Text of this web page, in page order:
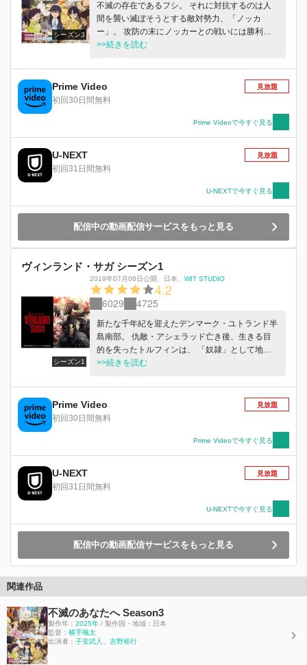
シーズン3
不滅の存在であるフシ。 それに対抗するのは人
間を襲い滅ぼそうとする敵対勢力、「ノッカ
ー」。 攻防の末にノッカーとの戦いには勝利し
たが、フシはまだ人々を守り続ける必要があっ
張り巡らせた。 数百年後、そこは現代世界。 か
つてないほどの平和な世界。 新しい友人・・・
新しい家・・・ 全てが満ち足りた世界でフシは
し不穏な影が、再びフシに迫る。 その影は、人
の心の隙間に分け入る宿敵。 そして、自分を生
み出した観察者の真の目的。 フシに与えられる
新たな試練。彼に大いなる選択の時が迫る。 不
死身のフシの物語、「現世編」が幕を開ける。
>>続きを読む
Prime Video
初回30日間無料
見放題
Prime Videoで今すぐ見る
U-NEXT
初回31日間無料
見放題
U-NEXTで今すぐ見る
配信中の動画配信サービスをもっと見る
ヴィンランド・サガ シーズン1
シーズン1
2019年07月08日公開、 日本、 WIT STUDIO
4.2
6029 4725
新たな千年紀を迎えたデンマーク・ユトランド半
島南部。 仇敵・アシェラッド亡き後、生きる目
的を失ったトルフィンは、 「奴隷」として地
主・ケティルに買われ、彼が所有する農場で開墾
分へと堕ちた青年・エイナルとの出会いをきっか
けに 自らが犯した罪と向き合い、生きる意味を
見出していく。 一方、イングランド王に即位し
る版図の拡大を目論んでいた。 これは“本当の戦
士の物語（サガ）” プロローグのその先にある“償
>>続きを読む
Prime Video
初回30日間無料
見放題
Prime Videoで今すぐ見る
U-NEXT
初回31日間無料
見放題
U-NEXTで今すぐ見る
配信中の動画配信サービスをもっと見る
関連作品
不滅のあなたへ Season3
製作年： 2025年 / 製作国・地域：日本
監督： 横手颯太
出演者： 子安武人 、 吉野裕行